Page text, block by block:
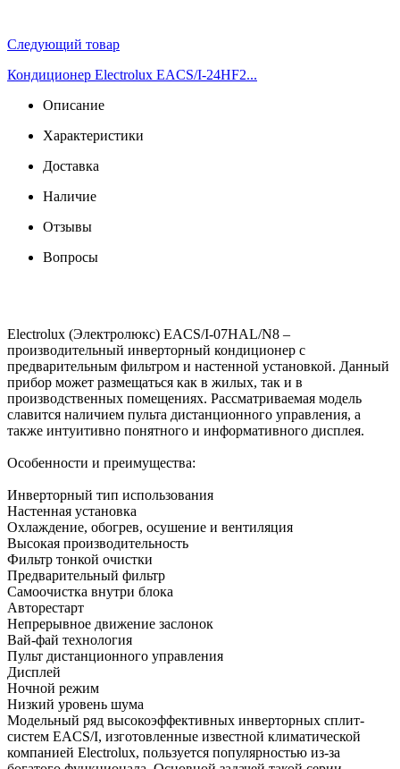
Следующий товар
Кондиционер Electrolux EACS/I-24HF2...
Описание
Характеристики
Доставка
Наличие
Отзывы
Вопросы
Electrolux (Электролюкс) EACS/I-07HAL/N8 –
производительный инверторный кондиционер с
предварительным фильтром и настенной установкой. Данный
прибор может размещаться как в жилых, так и в
производственных помещениях. Рассматриваемая модель
славится наличием пульта дистанционного управления, а
также интуитивно понятного и информативного дисплея.
Особенности и преимущества:
Инверторный тип использования
Настенная установка
Охлаждение, обогрев, осушение и вентиляция
Высокая производительность
Фильтр тонкой очистки
Предварительный фильтр
Самоочистка внутри блока
Авторестарт
Непрерывное движение заслонок
Вай-фай технология
Пульт дистанционного управления
Дисплей
Ночной режим
Низкий уровень шума
Модельный ряд высокоэффективных инверторных сплит-
систем EACS/I, изготовленные известной климатической
компанией Electrolux, пользуется популярностью из-за